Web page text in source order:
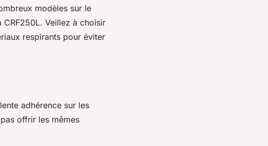
modèles sur le
Veillez à choisir
respirants pour éviter
adhérence sur les
offrir les mêmes